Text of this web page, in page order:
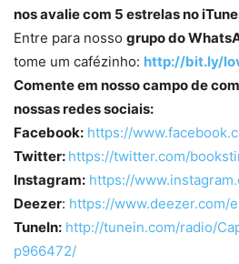
nos avalie com 5 estrelas no
Entre para nosso grupo do
tome um cafézinho: http://bit.ly/
Comente em nosso campo de
nossas redes sociais:
Facebook: https://
Twitter: https://twitter.com/
Instagram: https://
Deezer: https://www.deezer.com/
TuneIn: http://tunein.com/radio/
p966472/